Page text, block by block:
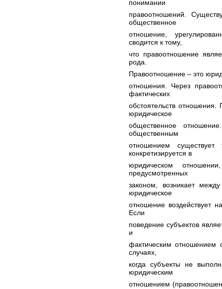
понимании
правоотношений.
общественное
отношение,
сводится к тому,
что правоотношение
рода.
Правоотношение – это
отношения. Через
фактических
обстоятельств
юридическое
общественное
общественным
отношением существует
конкретизируется в
юридическом
предусмотренных
законом, возникает
юридическое
отношение воздействует
Если
поведение субъектов
и
фактическим отношением
случаях,
когда субъекты не
юридическим
отношением